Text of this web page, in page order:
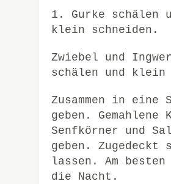
1. Gurke schälen
klein schneiden.
Zwiebel und Ingwer
schälen und klein
Zusammen in eine
geben. Gemahlene
Senfkörner und
geben. Zugedeckt
lassen. Am besten
die Nacht.